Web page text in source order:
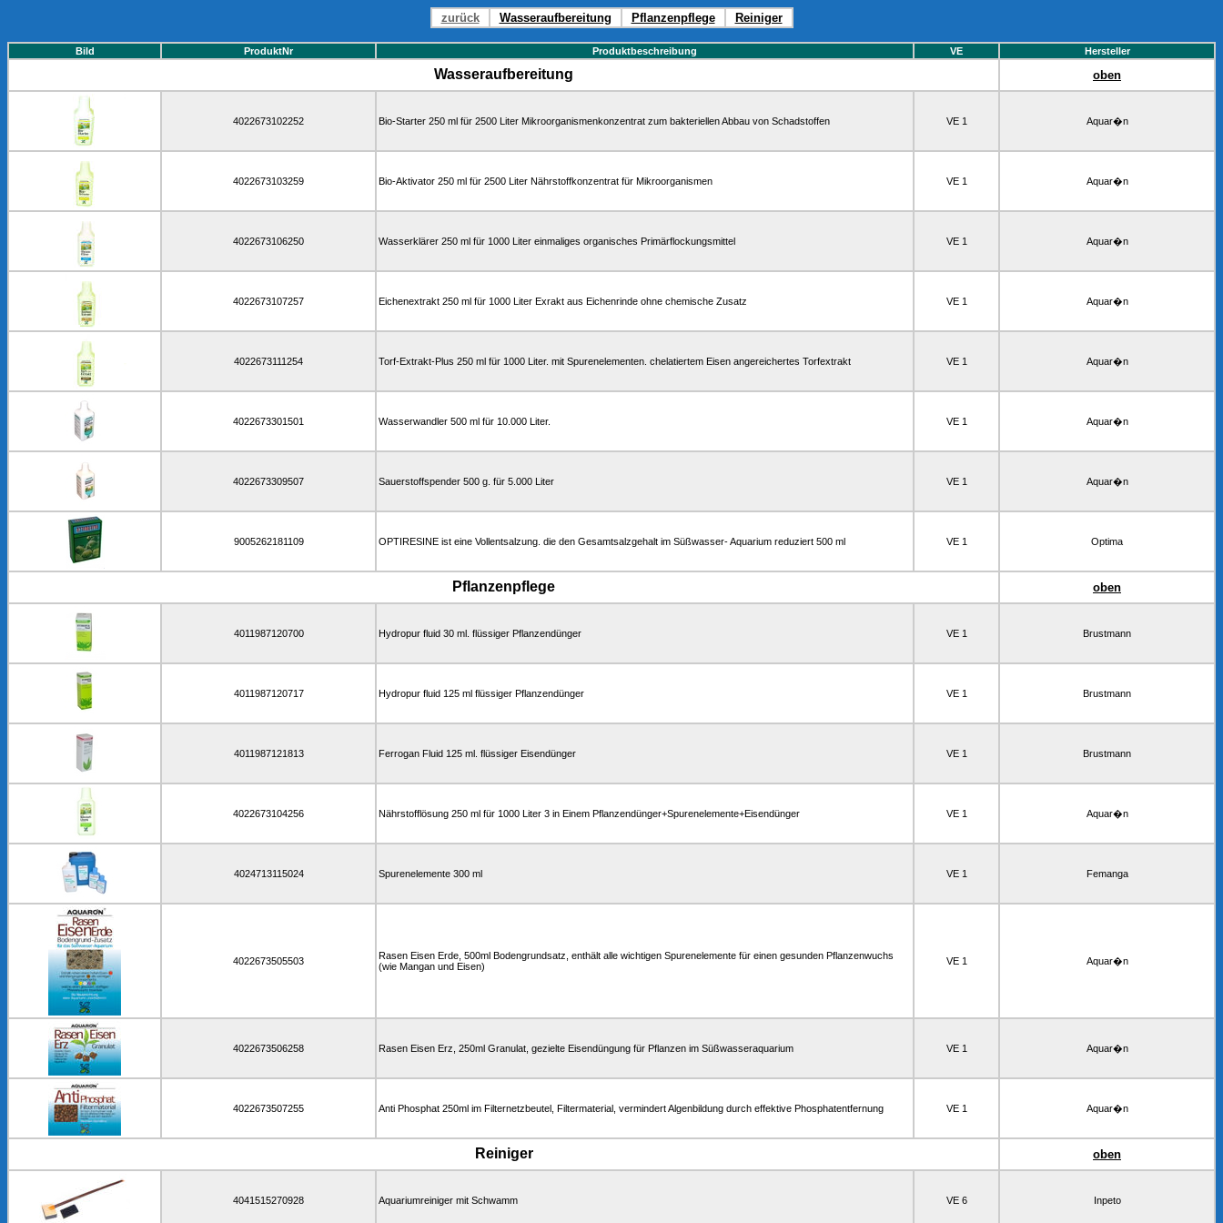
zurück Wasseraufbereitung Pflanzenpflege Reiniger
Bild ProduktNr Produktbeschreibung VE Hersteller
Wasseraufbereitung oben
4022673102252 Bio-Starter 250 ml für 2500 Liter Mikroorganismenkonzentrat zum bakteriellen Abbau von Schadstoffen VE 1 Aquar�n
4022673103259 Bio-Aktivator 250 ml für 2500 Liter Nährstoffkonzentrat für Mikroorganismen VE 1 Aquar�n
4022673106250 Wasserklärer 250 ml für 1000 Liter einmaliges organisches Primärflockungsmittel VE 1 Aquar�n
4022673107257 Eichenextrakt 250 ml für 1000 Liter Exrakt aus Eichenrinde ohne chemische Zusatz VE 1 Aquar�n
4022673111254 Torf-Extrakt-Plus 250 ml für 1000 Liter. mit Spurenelementen. chelatiertem Eisen angereichertes Torfextrakt VE 1 Aquar�n
4022673301501 Wasserwandler 500 ml für 10.000 Liter. VE 1 Aquar�n
4022673309507 Sauerstoffspender 500 g. für 5.000 Liter VE 1 Aquar�n
9005262181109 OPTIRESINE ist eine Vollentsalzung. die den Gesamtsalzgehalt im Süßwasser- Aquarium reduziert 500 ml VE 1 Optima
Pflanzenpflege oben
4011987120700 Hydropur fluid 30 ml. flüssiger Pflanzendünger VE 1 Brustmann
4011987120717 Hydropur fluid 125 ml flüssiger Pflanzendünger VE 1 Brustmann
4011987121813 Ferrogan Fluid 125 ml. flüssiger Eisendünger VE 1 Brustmann
4022673104256 Nährstofflösung 250 ml für 1000 Liter 3 in Einem Pflanzendünger+Spurenelemente+Eisendünger VE 1 Aquar�n
4024713115024 Spurenelemente 300 ml VE 1 Femanga
4022673505503
Rasen Eisen Erde, 500ml Bodengrundsatz, enthält alle wichtigen Spurenelemente für einen gesunden Pflanzenwuchs
(wie Mangan und Eisen)
VE 1 Aquar�n
4022673506258 Rasen Eisen Erz, 250ml Granulat, gezielte Eisendüngung für Pflanzen im Süßwasseraquarium VE 1 Aquar�n
4022673507255 Anti Phosphat 250ml im Filternetzbeutel, Filtermaterial, vermindert Algenbildung durch effektive Phosphatentfernung VE 1 Aquar�n
Reiniger oben
4041515270928 Aquariumreiniger mit Schwamm VE 6 Inpeto